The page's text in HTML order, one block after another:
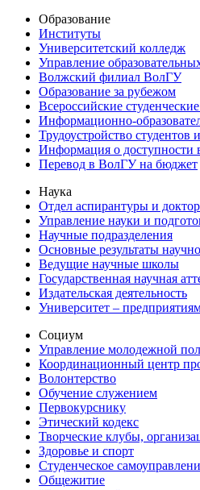
Образование
Институты
Университетский колледж
Управление
Волжский филиал ВолГУ
Образование за рубежом
Всероссийские
Информационно-
Трудоустройство студентов
Информация о доступности
Перевод в ВолГУ на бюджет
Наука
Отдел аспирантуры и
Управление науки и
Научные подразделения
Основные результаты
Ведущие научные школы
Государственная научная
Издательская деятельность
Университет –
Социум
Управление молодежной
Координационный центр
Волонтерство
Обучение служением
Первокурснику
Этический кодекс
Творческие клубы,
Здоровье и спорт
Студенческое
Общежитие